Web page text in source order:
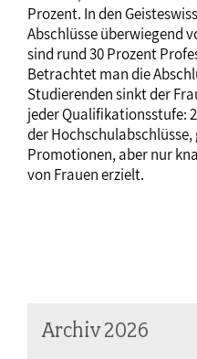
Prozent. In den
Abschlüsse überwiegend
sind rund 30 Prozent
Betrachtet man die
Studierenden sinkt der
jeder Qualifikationsstufe:
der
Promotionen, aber nur
von Frauen erzielt.
Archiv 2026